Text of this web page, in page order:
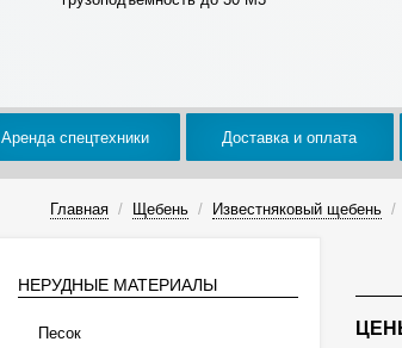
Аренда спецтехники Доставка и оплата
Главная / Щебень / Известняковый щебень /
НЕРУДНЫЕ МАТЕРИАЛЫ
Песок